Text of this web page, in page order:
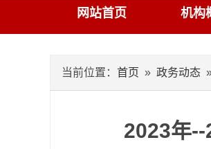
网站首页 机构
当前位置： 首页 » 政务动态
2023年